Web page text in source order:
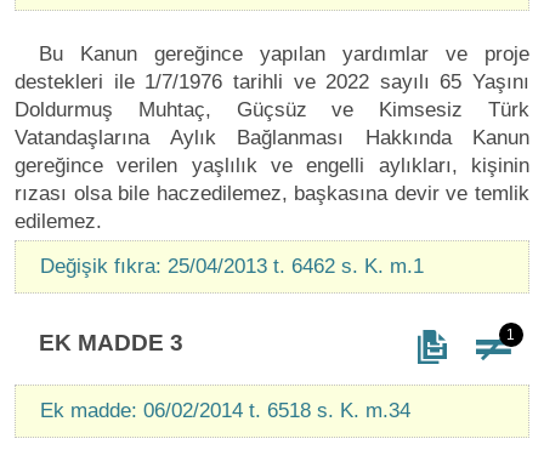
Bu Kanun gereğince yapılan yardımlar ve proje
destekleri ile 1/7/1976 tarihli ve 2022 sayılı 65 Yaşını
Doldurmuş Muhtaç, Güçsüz ve Kimsesiz Türk
Vatandaşlarına Aylık Bağlanması Hakkında Kanun
gereğince verilen yaşlılık ve engelli aylıkları, kişinin
rızası olsa bile haczedilemez, başkasına devir ve temlik
edilemez.
Değişik fıkra: 25/04/2013 t. 6462 s. K. m.1
EK MADDE 3 1
Ek madde: 06/02/2014 t. 6518 s. K. m.34